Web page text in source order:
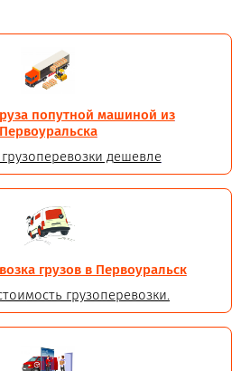
попутной машиной из
Первоуральска
дешевле
грузов в Первоуральск
грузоперевозки.